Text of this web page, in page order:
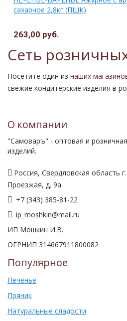
сахарное 2,8кг (ПШК)
263,00 руб.
Сеть
Посетите один из наших
свежие кондитерские изделия в
О компании
"Самоваръ" - оптовая и
изделий.
Россия, Свердловская область
Проезжая, д. 9а
+7 (343) 385-81-22
ip_moshkin@mail.ru
ИП Мошкин И.В.
ОГРНИП 314667911800082
Популярное
Печенье
Пряник
Натуральные сладости